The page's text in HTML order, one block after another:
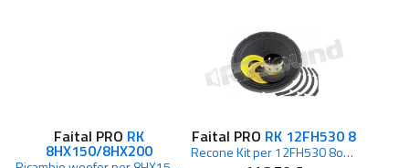
Faital PRO RK
8HX150/8HX200
Faital PRO RK 12FH530 8
Recone Kit per 12FH530 8ohm